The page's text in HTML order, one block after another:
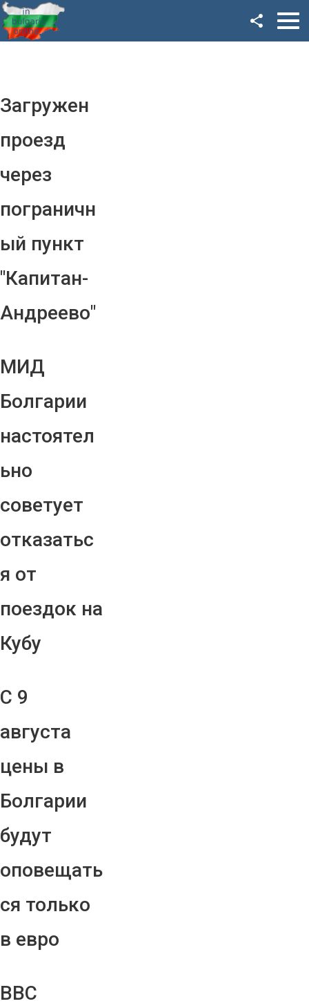
Загружен
проезд
через
пограничн
ый пункт
"Капитан-
Андреево"
МИД
Болгарии
настоятел
ьно
советует
отказатьс
я от
поездок на
Кубу
С 9
августа
цены в
Болгарии
будут
оповещать
ся только
в евро
ВВС